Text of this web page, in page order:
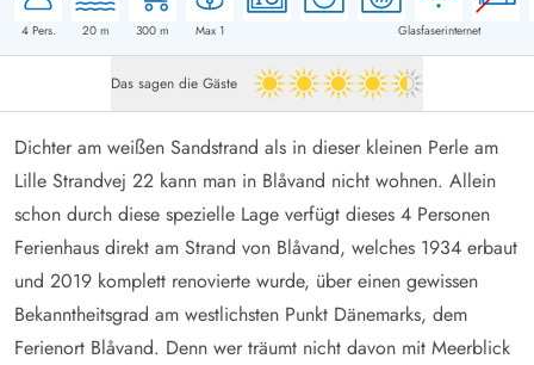
4Pers. 20m 300 m Max 1 Glasfaserinternet
Das sagen die Gäste 4.5 von 5
Dichter am weißen Sandstrand als in dieser kleinen Perle am
Lille Strandvej 22 kann man in Blåvand nicht wohnen. Allein
schon durch diese spezielle Lage verfügt dieses 4 Personen
Ferienhaus direkt am Strand von Blåvand, welches 1934 erbaut
und 2019 komplett renovierte wurde, über einen gewissen
Bekanntheitsgrad am westlichsten Punkt Dänemarks, dem
Ferienort Blåvand. Denn wer träumt nicht davon mit Meerblick